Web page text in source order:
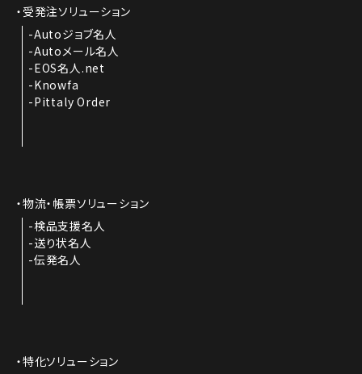
受発注ソリューション
Autoジョブ名人
Autoメール名人
EOS名人.net
Knowfa
Pittaly Order
物流・帳票ソリューション
検品支援名人
送り状名人
伝発名人
特化ソリューション